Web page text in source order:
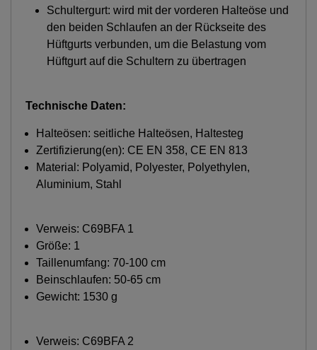
Schultergurt: wird mit der vorderen Halteöse und
den beiden Schlaufen an der Rückseite des
Hüftgurts verbunden, um die Belastung vom
Hüftgurt auf die Schultern zu übertragen
Technische Daten:
Halteösen: seitliche Halteösen, Haltesteg
Zertifizierung(en): CE EN 358, CE EN 813
Material: Polyamid, Polyester, Polyethylen,
Aluminium, Stahl
Verweis: C69BFA 1
Größe: 1
Taillenumfang: 70-100 cm
Beinschlaufen: 50-65 cm
Gewicht: 1530 g
Verweis: C69BFA 2